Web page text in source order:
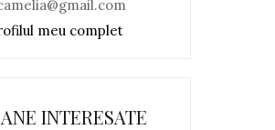
meu complet
INTERESATE